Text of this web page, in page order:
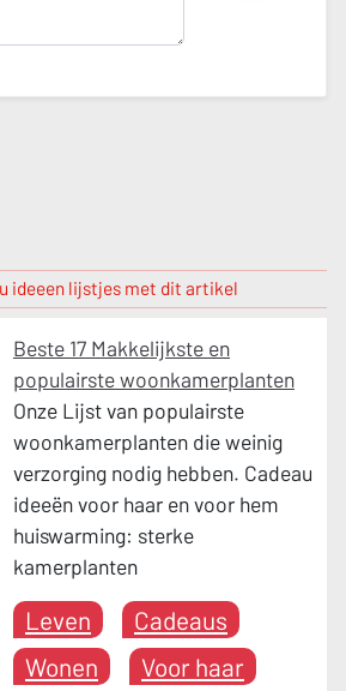
ideeen lijstjes met dit artikel
Beste 17 Makkelijkste en
populairste woonkamerplanten
Onze Lijst van populairste
woonkamerplanten die weinig
verzorging nodig hebben. Cadeau
ideeën voor haar en voor hem
huiswarming: sterke
kamerplanten
Leven
Cadeaus
Wonen
Voor haar